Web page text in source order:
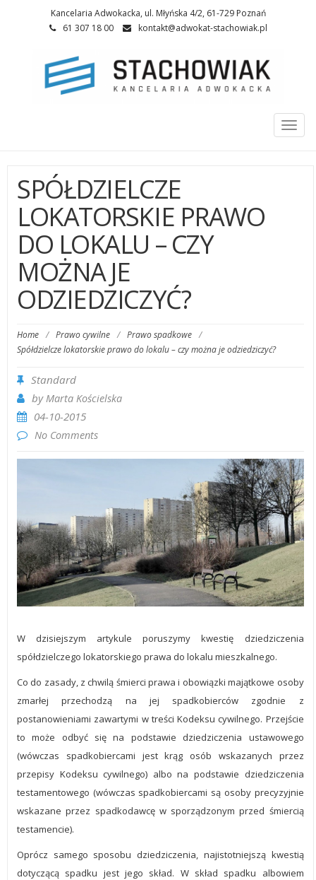
Kancelaria Adwokacka, ul. Młyńska 4/2, 61-729 Poznań
61 307 18 00
kontakt@adwokat-stachowiak.pl
SPÓŁDZIELCZE
LOKATORSKIE PRAWO
DO LOKALU – CZY
MOŻNA JE
ODZIEDZICZYĆ?
Home / Prawo cywilne / Prawo spadkowe /
Spółdzielcze lokatorskie prawo do lokalu – czy można je odziedziczyć?
Standard
byMarta Kościelska
04-10-2015
No Comments
W dzisiejszym artykule poruszymy kwestię dziedziczenia
spółdzielczego lokatorskiego prawa do lokalu mieszkalnego.
Co do zasady, z chwilą śmierci prawa i obowiązki majątkowe osoby
zmarłej przechodzą na jej spadkobierców zgodnie z
postanowieniami zawartymi w treści Kodeksu cywilnego. Przejście
to może odbyć się na podstawie dziedziczenia ustawowego
(wówczas spadkobiercami jest krąg osób wskazanych przez
przepisy Kodeksu cywilnego) albo na podstawie dziedziczenia
testamentowego (wówczas spadkobiercami są osoby precyzyjnie
wskazane przez spadkodawcę w sporządzonym przed śmiercią
testamencie).
Oprócz samego sposobu dziedziczenia, najistotniejszą kwestią
dotyczącą spadku jest jego skład. W skład spadku albowiem